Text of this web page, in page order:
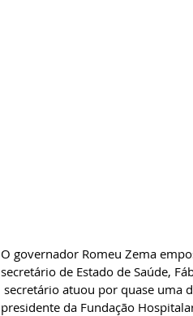
O governador Romeu Zema
secretário de Estado de Saúde,
secretário atuou por quase uma
presidente da Fundação